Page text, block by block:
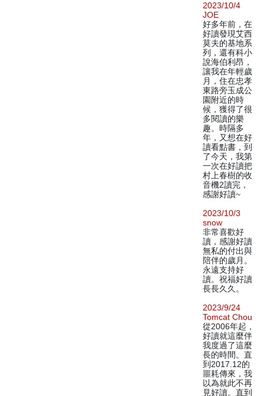
2023/10/4
JOE
好多年前，在
好讀發現艾西
莫夫的基地系
列，還有科小
說海伯利昂，
讓我在年輕歲
月，住在忠孝
東路旁玉成公
園附近的時
候，獲得了很
多閱讀的樂
趣。時隔多
年，又想在好
讀看點書，到
了今天，我第
一次在好讀把
村上春樹的收
音機2讀完，
感謝好讀~
2023/10/3
snow
非常喜歡好
讀，感謝好讀
無私的付出與
陪伴的歲月。
永遠支持好
讀。祝福好讀
長長久久。
2023/9/24
Tomcat Chou
從2006年起，
好讀就這麼伴
我度過了這麼
長的時間。直
到2017.12的
噩耗傳來，我
以為就此不再
見好讀。直到